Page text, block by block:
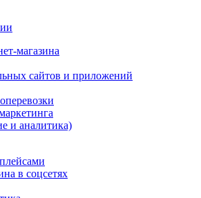
магазина
сайтов и приложений
и аналитика)
в соцсетях